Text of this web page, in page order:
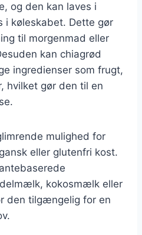
og den kan laves i
i køleskabet. Dette gør
til morgenmad eller
kan chiagrød
ingredienser som frugt,
hvilket gør den til en
mulighed for
eller glutenfri kost.
kokosmælk eller
den tilgængelig for en